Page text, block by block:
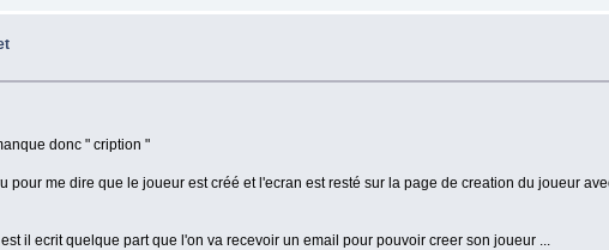
donc " cription "
me dire que le joueur est créé et l'ecran est resté sur la page de creation du joueur
il ecrit quelque part que l'on va recevoir un email pour pouvoir creer son joueur ...